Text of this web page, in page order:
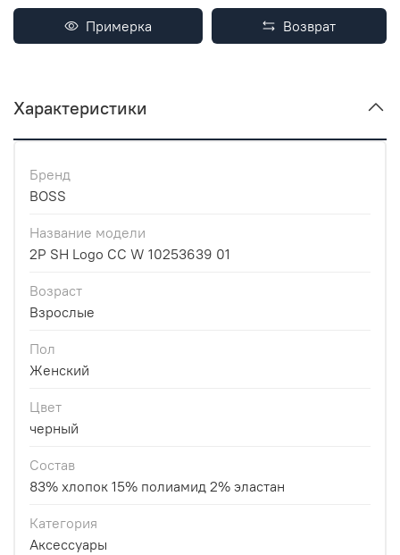
Примерка Возврат
Характеристики
Бренд
BOSS
Название модели
2P SH Logo CC W 10253639 01
Возраст
Взрослые
Пол
Женский
Цвет
черный
Состав
83% хлопок 15% полиамид 2% эластан
Категория
Аксессуары